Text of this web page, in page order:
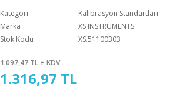
Kategori
Kalibrasyon Standartları
Marka
XS INSTRUMENTS
Stok Kodu
XS.51100303
1.097,47 TL + KDV
1.316,97 TL